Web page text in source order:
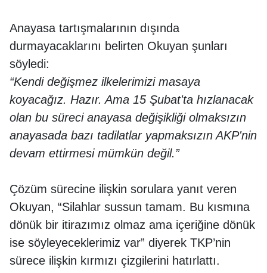
Anayasa tartışmalarının dışında
durmayacaklarını belirten Okuyan şunları
söyledi:
“Kendi değişmez ilkelerimizi masaya
koyacağız. Hazır. Ama 15 Şubat'ta hızlanacak
olan bu süreci anayasa değişikliği olmaksızın
anayasada bazı tadilatlar yapmaksızın AKP'nin
devam ettirmesi mümkün değil.”
Çözüm sürecine ilişkin sorulara yanıt veren
Okuyan, “Silahlar sussun tamam. Bu kısmına
dönük bir itirazımız olmaz ama içeriğine dönük
ise söyleyeceklerimiz var” diyerek TKP’nin
sürece ilişkin kırmızı çizgilerini hatırlattı.